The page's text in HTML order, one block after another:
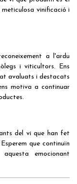
vinificació i
a l'ardu
i viticultors. Ens
avaluats i destacats
motiva a continuar
del vi que han fet
que continuïn
emocionant